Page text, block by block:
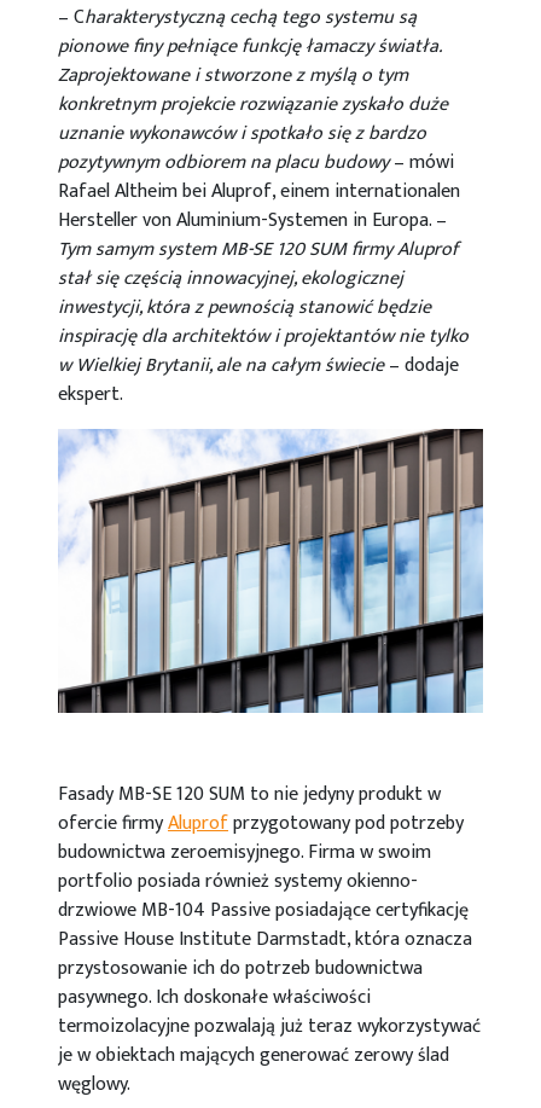
– Charakterystyczną cechą tego systemu są
pionowe finy pełniące funkcję łamaczy światła.
Zaprojektowane i stworzone z myślą o tym
konkretnym projekcie rozwiązanie zyskało duże
uznanie wykonawców i spotkało się z bardzo
pozytywnym odbiorem na placu budowy– mówi
Rafael Altheim bei Aluprof, einem internationalen
Hersteller von Aluminium-Systemen in Europa. –
Tym samym system MB-SE 120 SUM firmy Aluprof
stał się częścią innowacyjnej, ekologicznej
inwestycji, która z pewnością stanowić będzie
inspirację dla architektów i projektantów nie tylko
w Wielkiej Brytanii, ale na całym świecie– dodaje
ekspert.
Fasady MB-SE 120 SUM to nie jedyny produkt w
ofercie firmyAluprofprzygotowany pod potrzeby
budownictwa zeroemisyjnego. Firma w swoim
portfolio posiada również systemy okienno-
drzwiowe MB-104 Passive posiadające certyfikację
Passive House Institute Darmstadt, która oznacza
przystosowanie ich do potrzeb budownictwa
pasywnego. Ich doskonałe właściwości
termoizolacyjne pozwalają już teraz wykorzystywać
je w obiektach mających generować zerowy ślad
węglowy.